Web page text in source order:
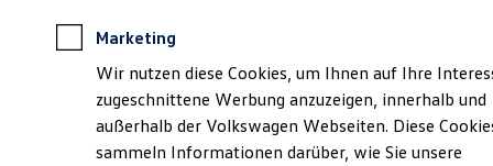
Elektroautos
ID. Tutorials
Elektrofahrzeugkonzepte
Reichweite
Reichweite der ID. Modelle
Reichweite im Winter
info@autohausheil.de
Montag
Sonntag
Geschlossen
Marketing
Wir nutzen diese Cookies, um Ihnen auf Ihre
zugeschnittene Werbung anzuzeigen, innerhalb und
außerhalb der Volkswagen Webseiten. Diese
sammeln Informationen darüber, wie Sie unsere